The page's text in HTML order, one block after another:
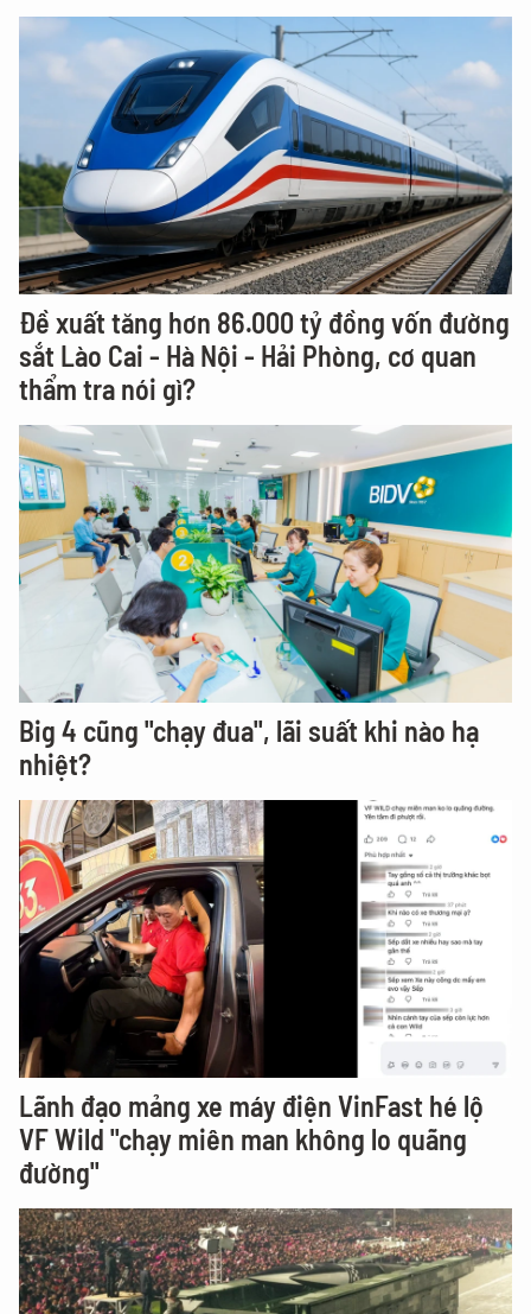
Đề xuất tăng hơn 86.000 tỷ đồng vốn đường
sắt Lào Cai - Hà Nội - Hải Phòng, cơ quan
thẩm tra nói gì?
Big 4 cũng "chạy đua", lãi suất khi nào hạ
nhiệt?
Lãnh đạo mảng xe máy điện VinFast hé lộ
VF Wild "chạy miên man không lo quãng
đường"